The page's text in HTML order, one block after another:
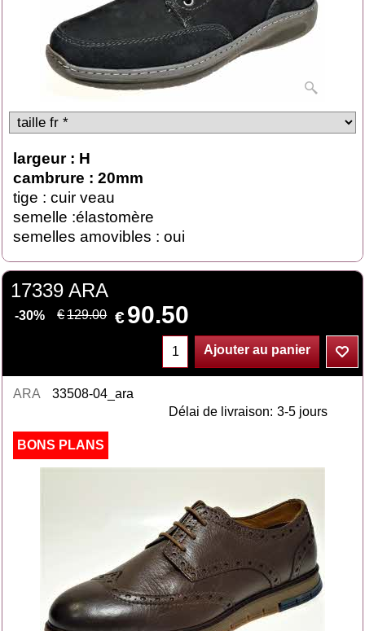
largeur : H
cambrure : 20mm
tige : cuir veau
semelle :élastomère
semelles amovibles : oui
17339 ARA
-30% €129.00 €90.50
Ajouter au panier
ARA
33508-04_ara
Délai de livraison: 3-5 jours
BONS PLANS